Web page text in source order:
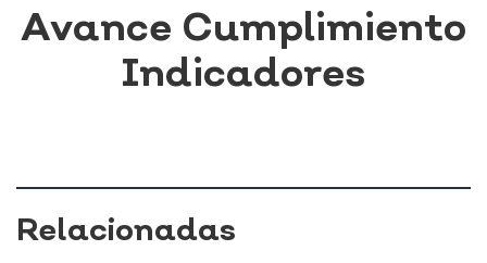
Avance Cumplimiento
Indicadores
Relacionadas